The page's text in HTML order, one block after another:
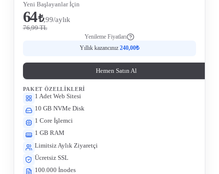
Yeni Başlayanlar İçin
64₺,99/aylık
76,99 TL
Yenileme Fiyatları
Yıllık kazancınız 240,00₺
Hemen Satın Al
PAKET ÖZELLIKLERI
1 Adet Web Sitesi
10 GB NVMe Disk
1 Core İşlemci
1 GB RAM
Limitsiz Aylık Ziyaretçi
Ücretsiz SSL
100.000 İnodes